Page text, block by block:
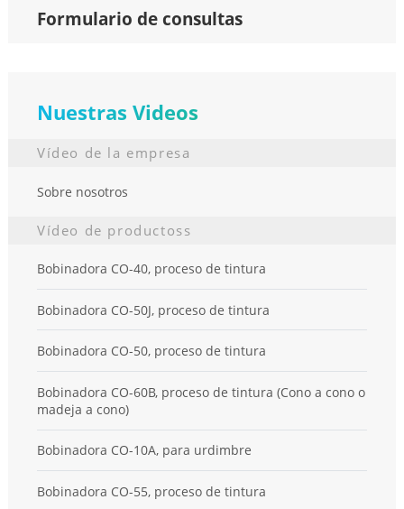
Formulario de consultas
Nuestras Videos
Vídeo de la empresa
Sobre nosotros
Vídeo de productoss
Bobinadora CO-40, proceso de tintura
Bobinadora CO-50J, proceso de tintura
Bobinadora CO-50, proceso de tintura
Bobinadora CO-60B, proceso de tintura (Cono a cono o
madeja a cono)
Bobinadora CO-10A, para urdimbre
Bobinadora CO-55, proceso de tintura